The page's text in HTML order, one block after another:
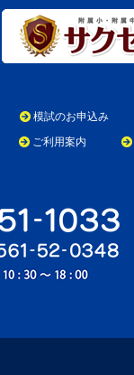
模試のお申込み
ご利用案内